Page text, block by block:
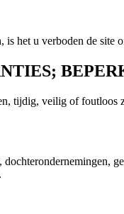
is het u verboden de
tijdig, veilig of foutloos